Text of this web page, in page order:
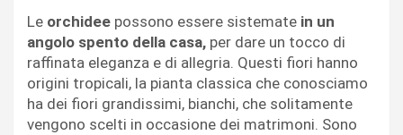
Le orchidee possono essere sistemate in un
angolo spento della casa, per dare un tocco di
raffinata eleganza e di allegria. Questi fiori hanno
origini tropicali, la pianta classica che conosciamo
ha dei fiori grandissimi, bianchi, che solitamente
vengono scelti in occasione dei matrimoni. Sono